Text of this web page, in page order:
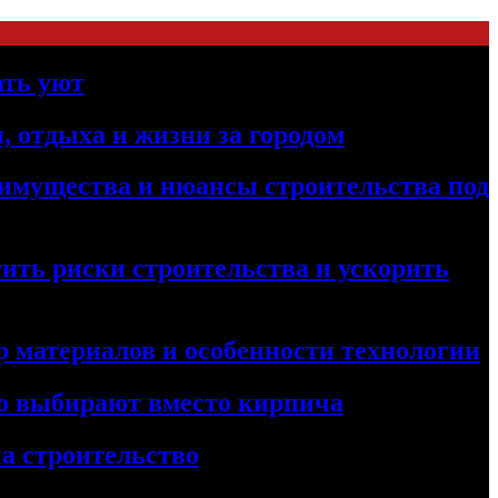
уют
отдыха и жизни за городом
и нюансы строительства под
риски строительства и ускорить
и особенности технологии
выбирают вместо кирпича
строительство